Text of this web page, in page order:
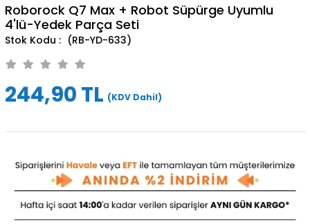
Roborock Q7 Max + Robot Süpürge Uyumlu
4'lü-Yedek Parça Seti
(RB-YD-633)
244,90 TL (KDV Dahil)